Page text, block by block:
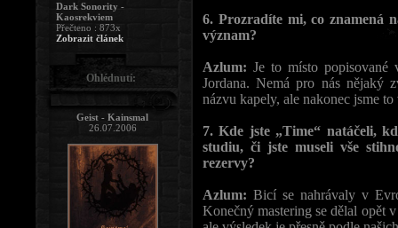
6. Prozradíte mi, co znamená
význam?
Azlum: Je to místo
Jordana. Nemá pro nás nějaký
názvu kapely, ale nakonec jsme
7. Kde jste „Time“ natáčeli,
studiu, či jste museli vše
rezervy?
Azlum: Bicí se nahrávaly v
Konečný mastering se dělal opět
Dark Sonority -
Kaosrekviem
Přečteno : 873x
Zobrazit článek
Ohlédnutí:
Geist - Kainsmal
26.07.2006